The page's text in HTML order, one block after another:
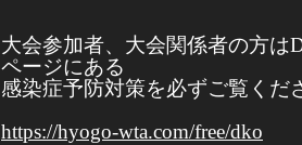
大会参加者、大会関係者の方
ページにある
感染症予防対策を必ずご覧くだ
https://hyogo-wta.com/free/dko